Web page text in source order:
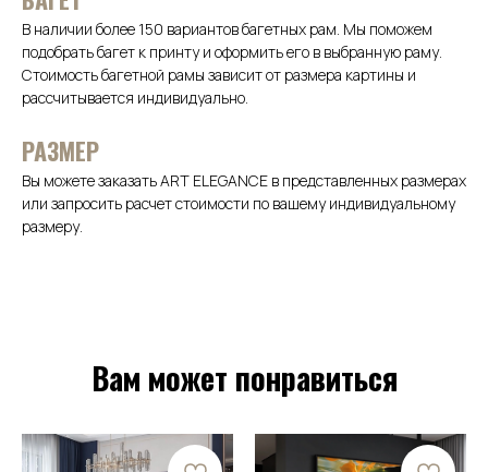
В наличии более 150 вариантов багетных рам. Мы поможем
подобрать багет к принту и оформить его в выбранную раму.
Стоимость багетной рамы зависит от размера картины и
рассчитывается индивидуально.
РАЗМЕР
Вы можете заказать ART ELEGANCE в представленных размерах
или запросить расчет стоимости по вашему индивидуальному
размеру.
Вам может понравиться